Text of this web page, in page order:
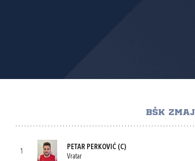
BŠK ZMAJ
1
PETAR PERKOVIĆ (C)
Vratar